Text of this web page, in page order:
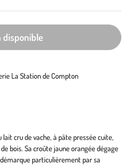
disponible
La Station de Compton
lait cru de vache, à pâte pressée cuite,
bois. Sa croûte jaune orangée dégage
particulièrement par sa